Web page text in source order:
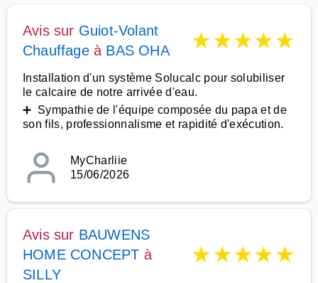
Avis sur Guiot-Volant
Chauffageà BAS OHA ★★★★★
Installation d'un système Solucalc pour solubiliser
le calcaire de notre arrivée d'eau.
➕ Sympathie de l'équipe composée du papa et de
son fils, professionnalisme et rapidité d'exécution.
MyCharliie
15/06/2026
Avis sur BAUWENS
HOME CONCEPT à
SILLY
★★★★★